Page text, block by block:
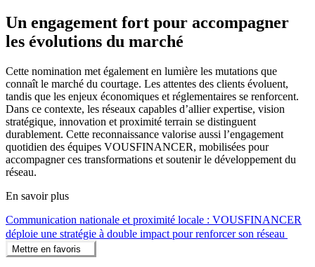
Un engagement fort pour accompagner
les évolutions du marché
Cette nomination met également en lumière les mutations que
connaît le marché du courtage. Les attentes des clients évoluent,
tandis que les enjeux économiques et réglementaires se renforcent.
Dans ce contexte, les réseaux capables d’allier expertise, vision
stratégique, innovation et proximité terrain se distinguent
durablement. Cette reconnaissance valorise aussi l’engagement
quotidien des équipes VOUSFINANCER, mobilisées pour
accompagner ces transformations et soutenir le développement du
réseau.
En savoir plus
Communication nationale et proximité locale : VOUSFINANCER
déploie une stratégie à double impact pour renforcer son réseau
Mettre en favoris